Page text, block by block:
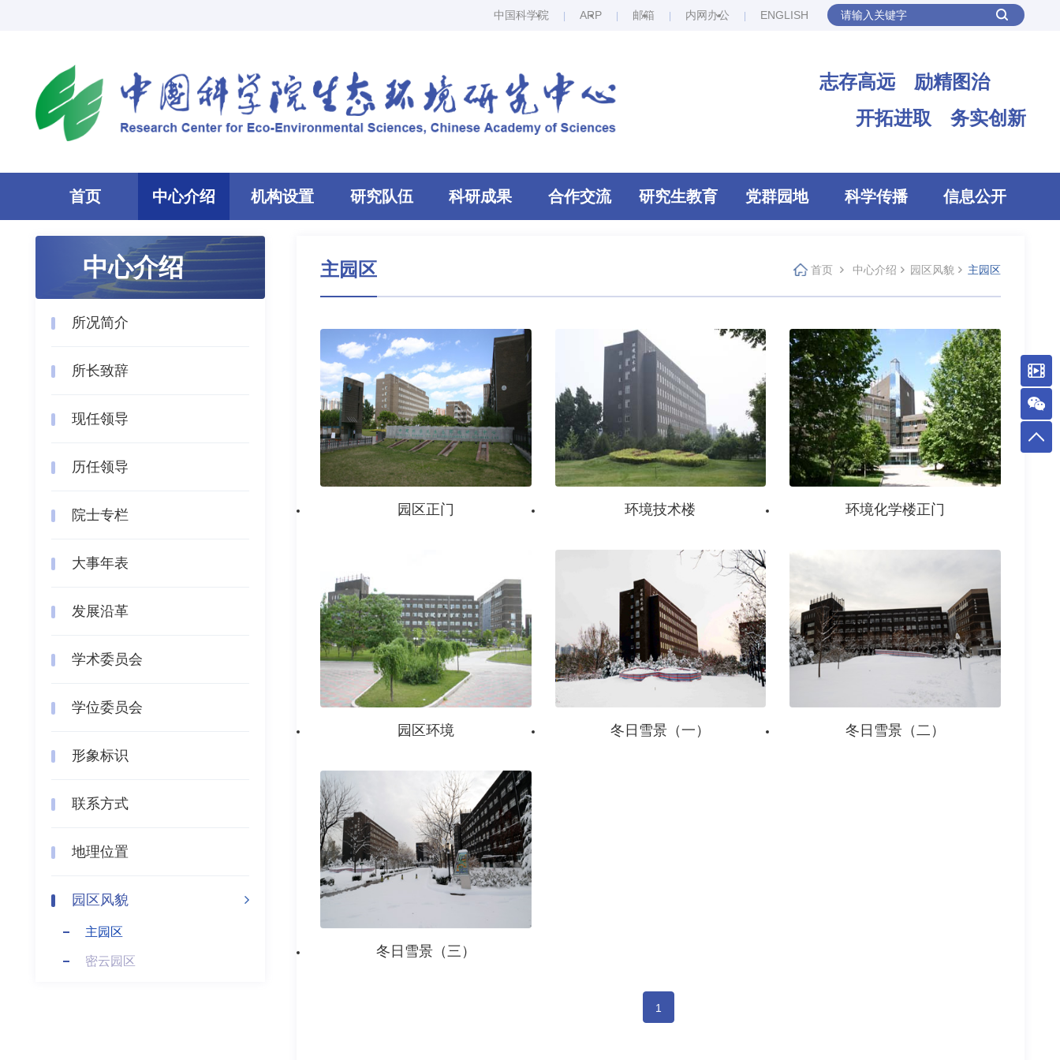
中国科学院 ARP 邮箱 内网办公 ENGLISH
志存高远 励精图治
开拓进取 务实创新
首页 中心介绍 机构设置 研究队伍 科研成果 合作交流 研究生教育 党群园地 科学传播 信息公开
中心介绍
所况简介
所长致辞
现任领导
历任领导
院士专栏
大事年表
发展沿革
学术委员会
学位委员会
形象标识
联系方式
地理位置
园区风貌
主园区
密云园区
主园区 首页 中心介绍 园区风貌 主园区
园区正门 环境技术楼 环境化学楼正门
园区环境 冬日雪景（一） 冬日雪景（二）
冬日雪景（三）
1